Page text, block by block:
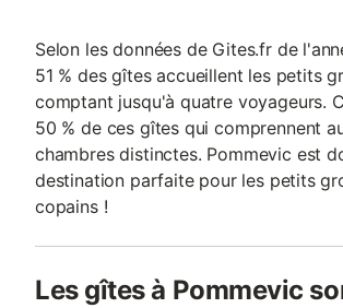
Selon les données de Gites.fr de
51 % des gîtes accueillent les petits
comptant jusqu'à quatre voyageurs.
50 % de ces gîtes qui comprennent
chambres distinctes. Pommevic est
destination parfaite pour les petits
copains !
Les gîtes à Pommevic